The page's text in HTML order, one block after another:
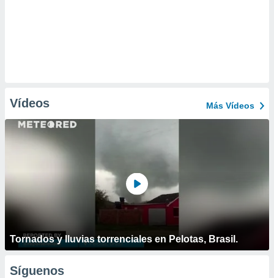
Vídeos Más Vídeos
Tornados y lluvias torrenciales en Pelotas, Brasil.
Síguenos